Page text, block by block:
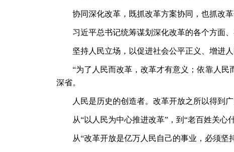
协同深化改革，既抓改革方案协同，也抓改
习近平总书记统筹谋划深化改革的各个方面
坚持人民立场，以促进社会公平正义、增进
“为了人民而改革，改革才有意义；依靠人民
深省。
人民是历史的创造者。改革开放之所以得到
从“以人民为中心推进改革”，到“老百姓关心
从“改革开放是亿万人民自己的事业，必须坚